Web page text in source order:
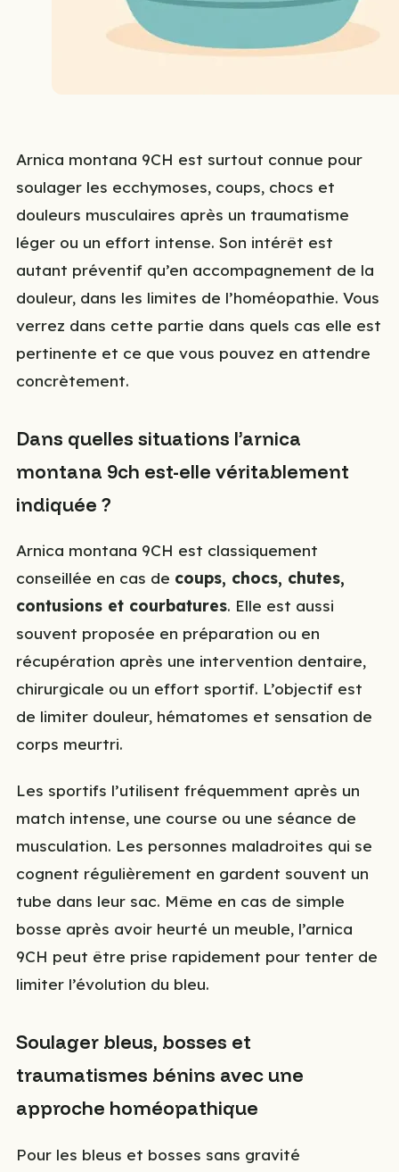
Arnica montana 9CH est surtout connue pour
soulager les ecchymoses, coups, chocs et
douleurs musculaires après un traumatisme
léger ou un effort intense. Son intérêt est
autant préventif qu’en accompagnement de la
douleur, dans les limites de l’homéopathie. Vous
verrez dans cette partie dans quels cas elle est
pertinente et ce que vous pouvez en attendre
concrètement.
Dans quelles situations l’arnica
montana 9ch est-elle véritablement
indiquée ?
Arnica montana 9CH est classiquement
conseillée en cas de coups, chocs, chutes,
contusions et courbatures. Elle est aussi
souvent proposée en préparation ou en
récupération après une intervention dentaire,
chirurgicale ou un effort sportif. L’objectif est
de limiter douleur, hématomes et sensation de
corps meurtri.
Les sportifs l’utilisent fréquemment après un
match intense, une course ou une séance de
musculation. Les personnes maladroites qui se
cognent régulièrement en gardent souvent un
tube dans leur sac. Même en cas de simple
bosse après avoir heurté un meuble, l’arnica
9CH peut être prise rapidement pour tenter de
limiter l’évolution du bleu.
Soulager bleus, bosses et
traumatismes bénins avec une
approche homéopathique
Pour les bleus et bosses sans gravité